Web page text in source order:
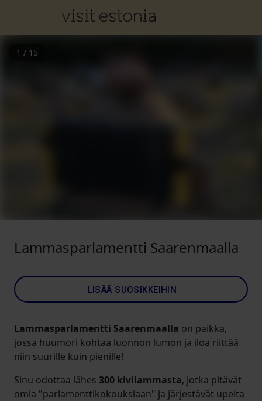
1 / 15
Lammasparlamentti Saarenmaalla
LISÄÄ SUOSIKKEIHIN
Lammasparlamentti Saarenmaalla on paikka,
jossa huumori kohtaa luonnon lumon ja iloa riittää
niin suurille kuin pienille!
Sinu odottaa lähes 300 kivilammasta, jotka pitävät
omia "parlamenttikokouksiaan" ja järjestävät upeita